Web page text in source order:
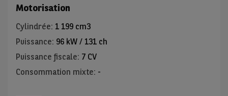
Motorisation
Cylindrée: 1 199 cm3
Puissance: 96 kW / 131 ch
Puissance fiscale: 7 CV
Consommation mixte: -